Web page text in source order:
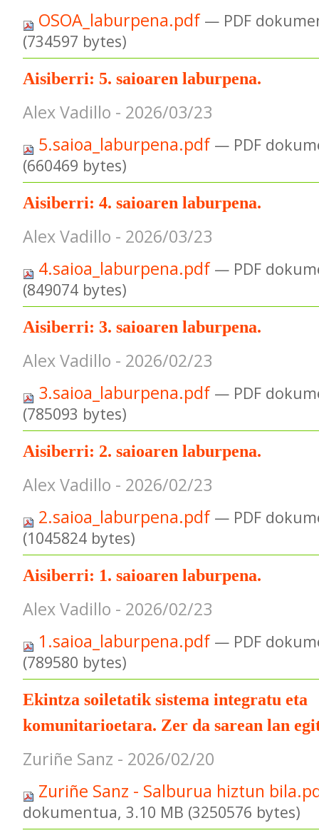
OSOA_laburpena.pdf — PDF
(734597 bytes)
Aisiberri: 5. saioaren laburpena.
Alex Vadillo - 2026/03/23
5.saioa_laburpena.pdf — PDF
(660469 bytes)
Aisiberri: 4. saioaren laburpena.
Alex Vadillo - 2026/03/23
4.saioa_laburpena.pdf — PDF
(849074 bytes)
Aisiberri: 3. saioaren laburpena.
Alex Vadillo - 2026/02/23
3.saioa_laburpena.pdf — PDF
(785093 bytes)
Aisiberri: 2. saioaren laburpena.
Alex Vadillo - 2026/02/23
2.saioa_laburpena.pdf — PDF
(1045824 bytes)
Aisiberri: 1. saioaren laburpena.
Alex Vadillo - 2026/02/23
1.saioa_laburpena.pdf — PDF
(789580 bytes)
Ekintza soiletatik sistema integratu eta
komunitarioetara. Zer da sarean lan
Zuriñe Sanz - 2026/02/20
Zuriñe Sanz - Salburua hiztun
dokumentua, 3.10 MB (3250576 bytes)